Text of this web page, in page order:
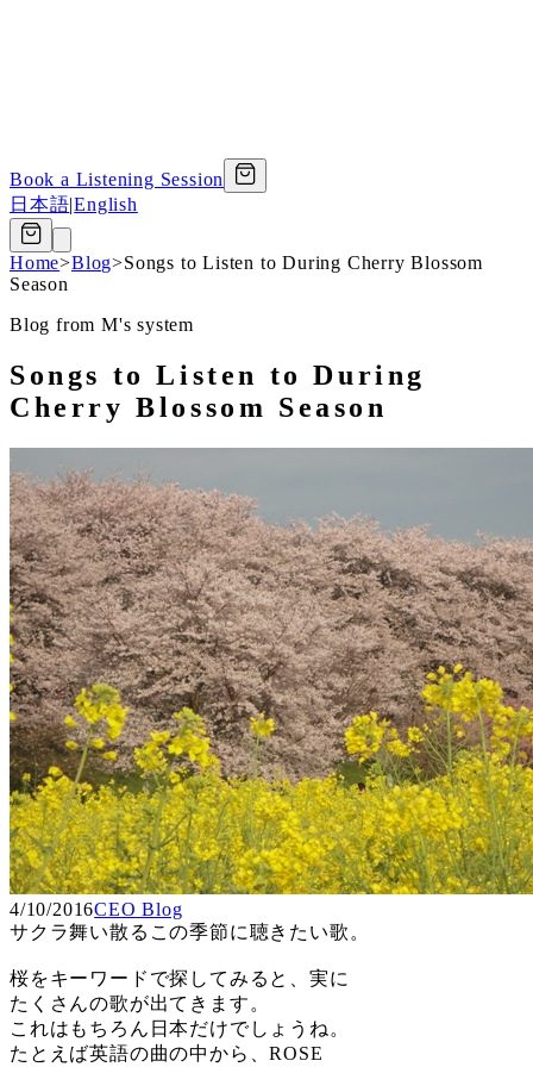
Book a Listening Session
日本語|English
Home>Blog>Songs to Listen to During Cherry Blossom
Season
Blog from M's system
Songs to Listen to During
Cherry Blossom Season
4/10/2016CEO Blog
サクラ舞い散るこの季節に聴きたい歌。
桜をキーワードで探してみると、実に
たくさんの歌が出てきます。
これはもちろん日本だけでしょうね。
たとえば英語の曲の中から、ROSE